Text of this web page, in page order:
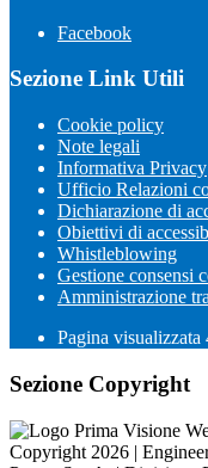
Facebook
Sezione Link Utili
Cookie policy
Note legali
Informativa Privacy
Ufficio Relazioni
Dichiarazione di
Obiettivi di
Whistleblowing
Gestione consensi
Amministrazione
Pagina visualizzata
Sezione Copyright
Copyright 2026 |